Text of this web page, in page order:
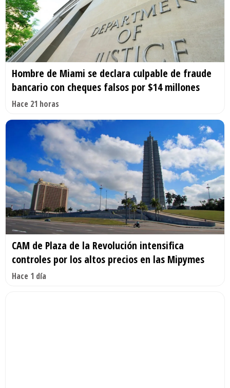
Hombre de Miami se declara culpable de fraude
bancario con cheques falsos por $14 millones
Hace 21 horas
CAM de Plaza de la Revolución intensifica
controles por los altos precios en las Mipymes
Hace 1 día